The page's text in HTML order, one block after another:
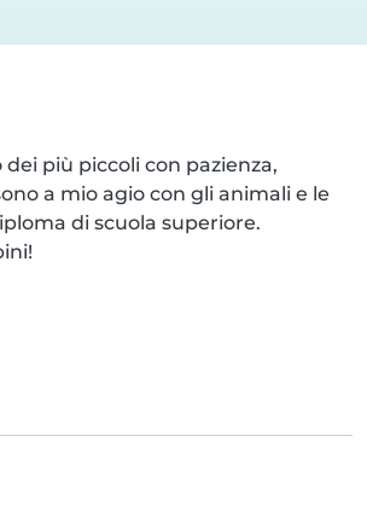
più piccoli con pazienza,
a mio agio con gli animali e le
di scuola superiore.